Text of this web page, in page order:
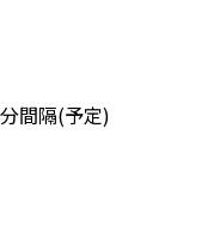
間隔(予定)